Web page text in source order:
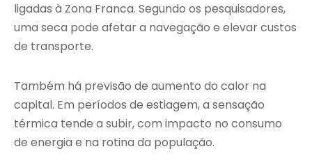
ligadas à Zona Franca. Segundo os pesquisadores,
uma seca pode afetar a navegação e elevar custos
de transporte.
Também há previsão de aumento do calor na
capital. Em períodos de estiagem, a sensação
térmica tende a subir, com impacto no consumo
de energia e na rotina da população.